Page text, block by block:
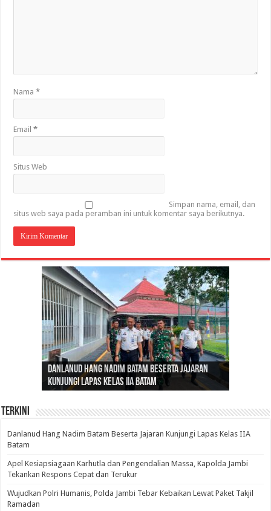
Nama*
Email*
Situs Web
Simpan nama, email, dan
situs web saya pada peramban ini untuk komentar saya berikutnya.
Danlanud Hang Nadim Batam Beserta Jajaran
Kunjungi Lapas Kelas IIA Batam
Silaturahmi dan Reses Komite I DPD RI di Polda
Jambi Bahas Sinergitas Penanganan Narkotika
Gubernur Al Haris: Lomba Cerdas Cermat Sarana
Edukasi Pembentukan Karakter Generasi
Penerus
Gubernur Al Haris Dorong Koperasi Merah Putih
Cepat Beroperasi Agar Bisa Layani Masyarakat
Penuhi Kebutuhannya
Sosok Fenomenal yang Menggetarkan
Nusantara: Ratu Wangsa, Wanita Berkelas
dengan Pengaruh Internasional
Terkini
Danlanud Hang Nadim Batam Beserta Jajaran Kunjungi Lapas Kelas IIA
Batam
Apel Kesiapsiagaan Karhutla dan Pengendalian Massa, Kapolda Jambi
Tekankan Respons Cepat dan Terukur
Wujudkan Polri Humanis, Polda Jambi Tebar Kebaikan Lewat Paket Takjil
Ramadan